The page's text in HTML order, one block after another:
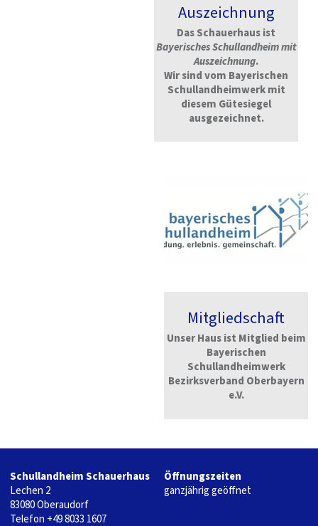
Auszeichnung
Das Schauerhaus ist
Bayerisches Schullandheim mit
Auszeichnung.
Wir sind vom Bayerischen
Schullandheimwerk mit
diesem Gütesiegel
ausgezeichnet.
Mitgliedschaft
Unser Haus ist Mitglied beim
Bayerischen
Schullandheimwerk
Bezirksverband Oberbayern
e.V.
Schullandheim Schauerhaus
Lechen 2
83080 Oberaudorf
Telefon +49 8033 1607
Öffnungszeiten
ganzjährig geöffnet